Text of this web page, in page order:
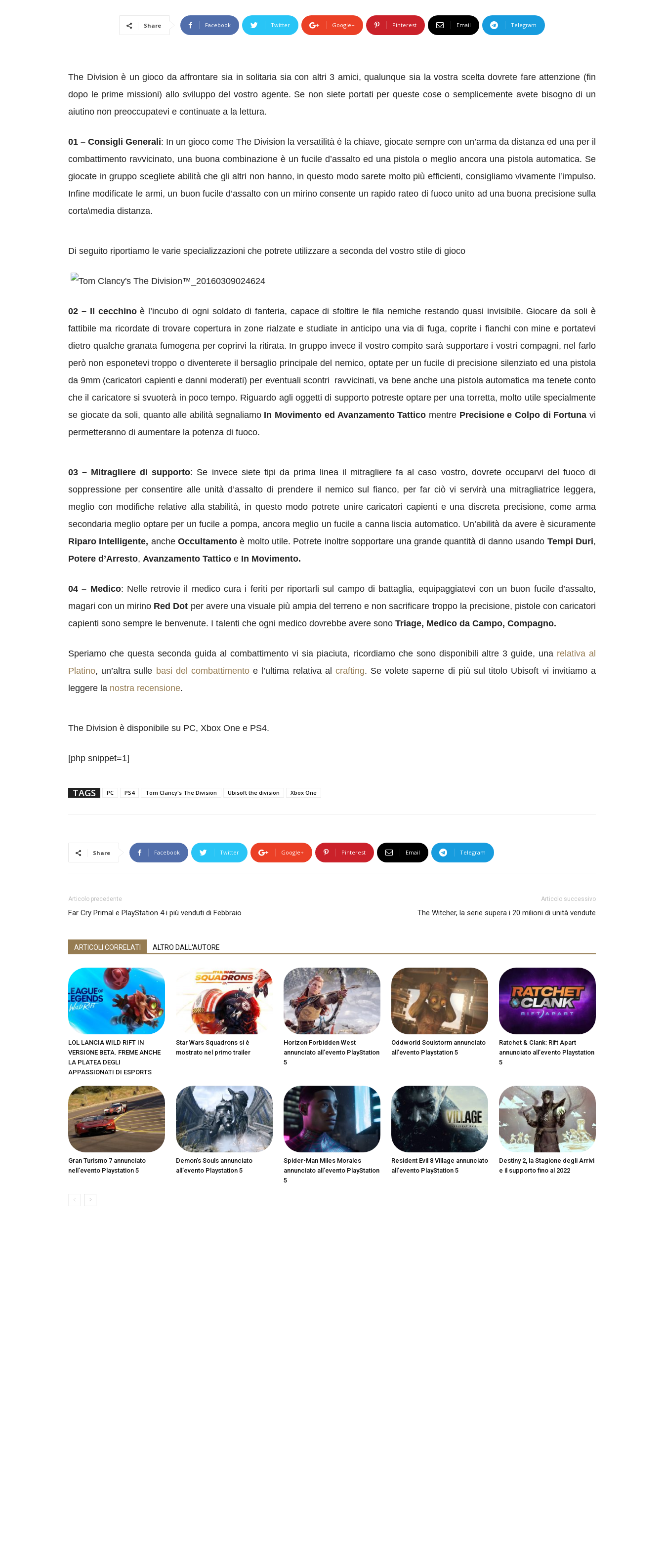
Share Facebook Twitter Google+ Pinterest Email Telegram
The Division è un gioco da affrontare sia in solitaria sia con altri 3 amici, qualunque sia la vostra scelta dovrete fare attenzione (fin
dopo le prime missioni) allo sviluppo del vostro agente. Se non siete portati per queste cose o semplicemente avete bisogno di un
aiutino non preoccupatevi e continuate a la lettura.
01 – Consigli Generali: In un gioco come The Division la versatilità è la chiave, giocate sempre con un’arma da distanza ed una per il
combattimento ravvicinato, una buona combinazione è un fucile d’assalto ed una pistola o meglio ancora una pistola automatica. Se
giocate in gruppo scegliete abilità che gli altri non hanno, in questo modo sarete molto più efficienti, consigliamo vivamente l’impulso.
Infine modificate le armi, un buon fucile d’assalto con un mirino consente un rapido rateo di fuoco unito ad una buona precisione sulla
corta\media distanza.
Di seguito riportiamo le varie specializzazioni che potrete utilizzare a seconda del vostro stile di gioco
02 – Il cecchinoè l’incubo di ogni soldato di fanteria, capace di sfoltire le fila nemiche restando quasi invisibile. Giocare da soli è
fattibile ma ricordate di trovare copertura in zone rialzate e studiate in anticipo una via di fuga, coprite i fianchi con mine e portatevi
dietro qualche granata fumogena per coprirvi la ritirata. In gruppo invece il vostro compito sarà supportare i vostri compagni, nel farlo
però non esponetevi troppo o diventerete il bersaglio principale del nemico, optate per un fucile di precisione silenziato ed una pistola
da 9mm (caricatori capienti e danni moderati) per eventuali scontri ravvicinati, va bene anche una pistola automatica ma tenete conto
che il caricatore si svuoterà in poco tempo. Riguardo agli oggetti di supporto potreste optare per una torretta, molto utile specialmente
se giocate da soli, quanto alle abilità segnaliamo In Movimento ed Avanzamento Tattico mentre Precisione e Colpo di Fortuna vi
permetteranno di aumentare la potenza di fuoco.
03 – Mitragliere di supporto: Se invece siete tipi da prima linea il mitragliere fa al caso vostro, dovrete occuparvi del fuoco di
soppressione per consentire alle unità d’assalto di prendere il nemico sul fianco, per far ciò vi servirà una mitragliatrice leggera,
meglio con modifiche relative alla stabilità, in questo modo potrete unire caricatori capienti e una discreta precisione, come arma
secondaria meglio optare per un fucile a pompa, ancora meglio un fucile a canna liscia automatico. Un’abilità da avere è sicuramente
Riparo Intelligente, ancheOccultamento è molto utile. Potrete inoltre sopportare una grande quantità di danno usando Tempi Duri,
Potere d’Arresto, Avanzamento Tattico e In Movimento.
04 – Medico: Nelle retrovie il medico cura i feriti per riportarli sul campo di battaglia, equipaggiatevi con un buon fucile d’assalto,
magari con un mirino Red Dot per avere una visuale più ampia del terreno e non sacrificare troppo la precisione, pistole con caricatori
capienti sono sempre le benvenute. I talenti che ogni medico dovrebbe avere sono Triage, Medico da Campo, Compagno.
Speriamo che questa seconda guida al combattimento vi sia piaciuta, ricordiamo che sono disponibili altre 3 guide, una relativa al
Platino, un’altra sulle basi del combattimentoe l’ultima relativa al crafting. Se volete saperne di più sul titolo Ubisoft vi invitiamo a
leggere la nostra recensione.
The Division è disponibile su PC, Xbox One e PS4.
[php snippet=1]
TAGS PC PS4 Tom Clancy's The Division Ubisoft the division Xbox One
Share Facebook Twitter Google+ Pinterest Email Telegram
Articolo precedente
Far Cry Primal e PlayStation 4 i più venduti di Febbraio
Articolo successivo
The Witcher, la serie supera i 20 milioni di unità vendute
ARTICOLI CORRELATI ALTRO DALL'AUTORE
LOL LANCIA WILD RIFT IN
VERSIONE BETA. FREME ANCHE
LA PLATEA DEGLI
APPASSIONATI DI ESPORTS
Star Wars Squadrons si è
mostrato nel primo trailer
Horizon Forbidden West
annunciato all’evento PlayStation
5
Oddworld Soulstorm annunciato
all’evento Playstation 5
Ratchet & Clank: Rift Apart
annunciato all’evento Playstation
5
Gran Turismo 7 annunciato
nell’evento Playstation 5
Demon’s Souls annunciato
all’evento Playstation 5
Spider-Man Miles Morales
annunciato all’evento PlayStation
5
Resident Evil 8 Village annunciato
all’evento PlayStation 5
Destiny 2, la Stagione degli Arrivi
e il supporto fino al 2022